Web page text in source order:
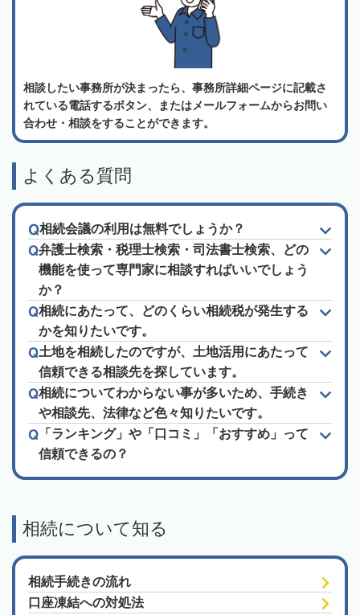
相談したい事務所が決まったら、事務所詳細ページに記載さ
れている電話するボタン、またはメールフォームからお問い
合わせ・相談をすることができます。
よくある質問
相続会議の利用は無料でしょうか？
弁護士検索・税理士検索・司法書士検索、どの
機能を使って専門家に相談すればいいでしょう
か？
相続にあたって、どのくらい相続税が発生する
かを知りたいです。
土地を相続したのですが、土地活用にあたって
信頼できる相談先を探しています。
相続についてわからない事が多いため、手続き
や相談先、法律など色々知りたいです。
「ランキング」や「口コミ」「おすすめ」って
信頼できるの？
相続について知る
相続手続きの流れ
口座凍結への対処法